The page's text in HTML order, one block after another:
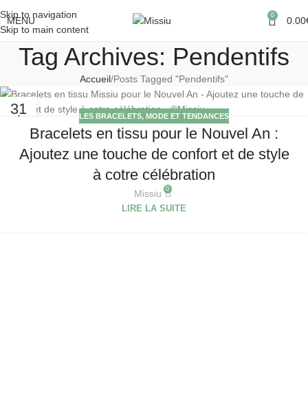
Skip to navigation
Skip to main content
MENU 0 0.00
Tag Archives: Pendentifs
Accueil Posts Tagged "Pendentifs"
31 LES BRACELETS, MODE ET TENDANCES
Bracelets en tissu pour le Nouvel An :
Ajoutez une touche de confort et de style
à cotre célébration
Missiu 0
LIRE LA SUITE